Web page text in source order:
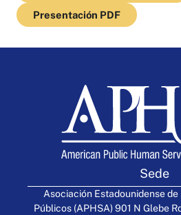
Presentación PDF
Sede
Asociación Estadounidense
Públicos (APHSA) 901 N Glebe